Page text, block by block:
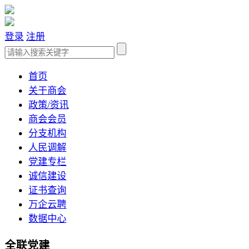
登录 注册
首页
关于商会
政策/资讯
商会会员
分支机构
人民调解
党建专栏
诚信建设
证书查询
万企云聘
数据中心
全联党建